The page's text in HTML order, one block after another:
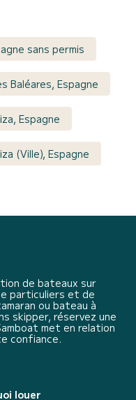
sans permis
Baléares, Espagne
Espagne
(Ville), Espagne
de bateaux sur
particuliers et de
ou bateau à
skipper, réservez une
met en relation
confiance.
louer